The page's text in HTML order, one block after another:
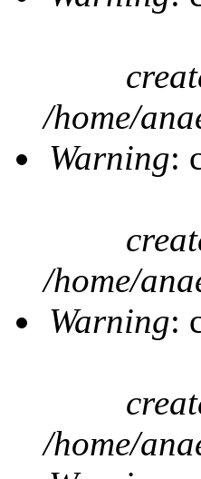
/home/
Warning:
/home/
Warning:
/home/